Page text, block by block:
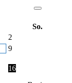
So.
2
9
16